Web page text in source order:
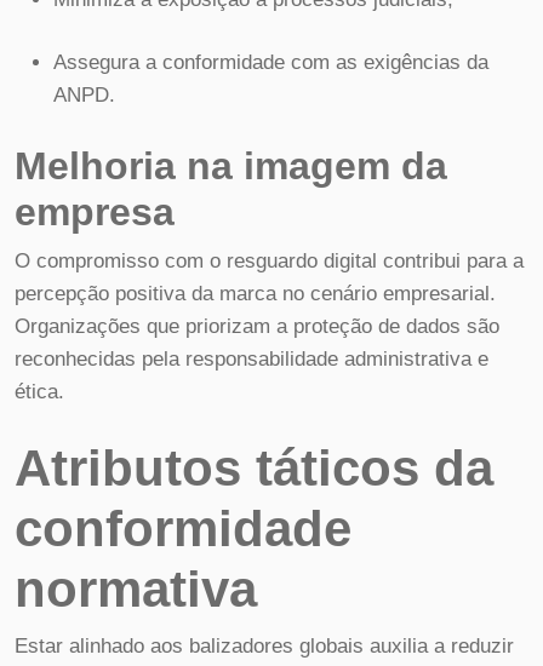
Assegura a conformidade com as exigências da
ANPD.
Melhoria na imagem da
empresa
O compromisso com o resguardo digital contribui para a
percepção positiva da marca no cenário empresarial.
Organizações que priorizam a proteção de dados são
reconhecidas pela responsabilidade administrativa e
ética.
Atributos táticos da
conformidade
normativa
Estar alinhado aos balizadores globais auxilia a reduzir